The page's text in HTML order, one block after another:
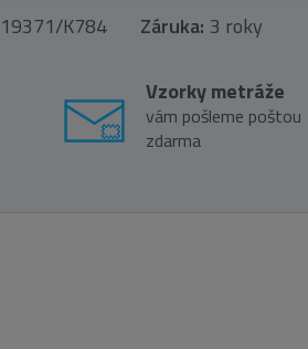
K784 Záruka: 3 roky
Vzorky metráže
vám pošleme poštou
zdarma